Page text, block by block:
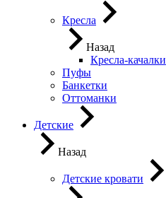
Кресла
Назад
Кресла-качалки
Пуфы
Банкетки
Оттоманки
Детские
Назад
Детские кровати